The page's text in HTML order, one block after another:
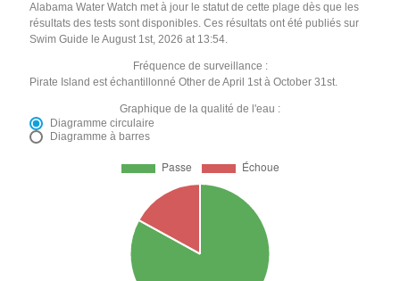
Alabama Water Watch met à jour le statut de cette plage dès que les
résultats des tests sont disponibles. Ces résultats ont été publiés sur
Swim Guide le August 1st, 2026 at 13:54.
Fréquence de surveillance :
Pirate Island est échantillonné Other de April 1st à October 31st.
Graphique de la qualité de l'eau :
Diagramme circulaire
Diagramme à barres